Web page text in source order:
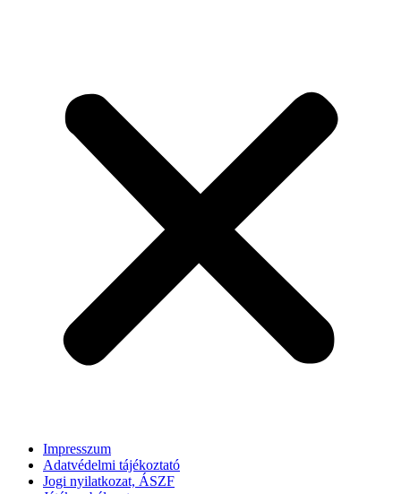
Impresszum
Adatvédelmi tájékoztató
Jogi nyilatkozat, ÁSZF